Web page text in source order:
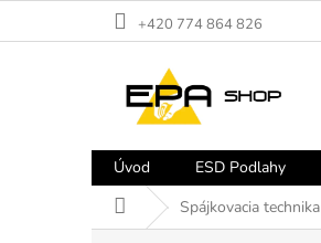
+420 774 864 826
Úvod ESD Podlahy
DomovSpájkovacia technika